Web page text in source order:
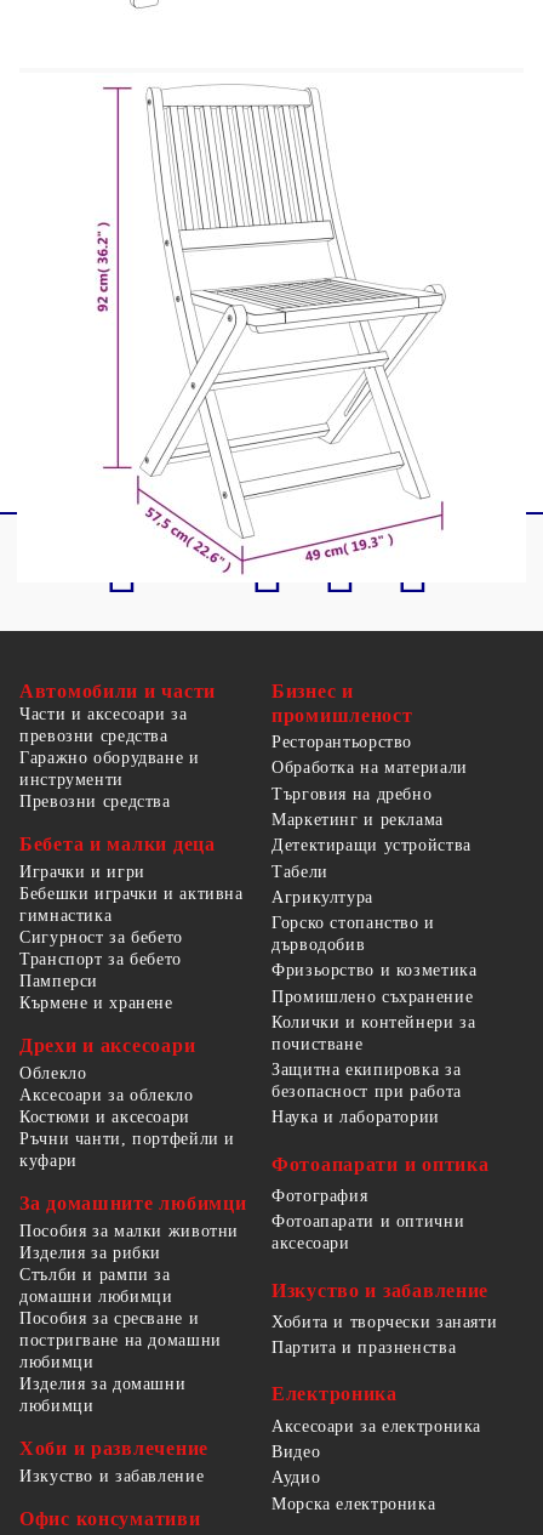
маслено покритие
Стол:
Материал: Акациево дърво масив с
маслено покритие
Размери: 49 x 57,5 x 91,5 см (Ш x Д x В)
Височина на седалката от земята: 46,5 см
Доставката съдържа:
2 x Сгъваеми стола
Максимално 110 кг на седалка.
Автомобили и части
Части и аксесоари за
превозни средства
Гаражно оборудване и
инструменти
Превозни средства
Бебета и малки деца
Играчки и игри
Бебешки играчки и активна
гимнастика
Сигурност за бебето
Транспорт за бебето
Памперси
Кърмене и хранене
Дрехи и аксесоари
Облекло
Аксесоари за облекло
Костюми и аксесоари
Ръчни чанти, портфейли и
куфари
За домашните любимци
Пособия за малки животни
Изделия за рибки
Стълби и рампи за
домашни любимци
Пособия за сресване и
постригване на домашни
любимци
Изделия за домашни
любимци
Хоби и развлечение
Изкуство и забавление
Офис консумативи
Бизнес и
промишленост
Ресторантьорство
Обработка на материали
Търговия на дребно
Маркетинг и реклама
Детектиращи устройства
Табели
Агрикултура
Горско стопанство и
дърводобив
Фризьорство и козметика
Промишлено съхранение
Колички и контейнери за
почистване
Защитна екипировка за
безопасност при работа
Наука и лаборатории
Фотоапарати и оптика
Фотография
Фотоапарати и оптични
аксесоари
Изкуство и забавление
Хобита и творчески занаяти
Партита и празненства
Електроника
Аксесоари за електроника
Видео
Аудио
Морска електроника